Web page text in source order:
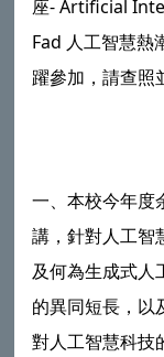
座- Artificial
Fad 人工智慧熱
躍參加，請查照
一、本校今年度
講，針對人工智
及何為生成式人
的異同短長，以
對人工智慧科技